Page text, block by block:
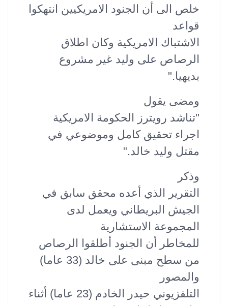
خلص الى أن الجنود الامريكيين انتهكوا
قواعد
الاشتباك الامريكية وكان اطلاق
الرصاص على وليد غير مشروع
بديهيا."
ومضى يقول
"تناشد رويترز الحكومة الامريكية
اجراء تحقيق كامل وموضوعي في
مقتل وليد خالد."
وذكر
التقرير الذي أعده محقق سابق في
الجيش البريطاني ويعمل لدى
المجموعة الاستشارية
للمخاطر أن الجنود أطلقوا الرصاص
من سطح مبنى على خالد (33 عاما)
والمصور
التلفزيوني حيدر الخادم (23 عاما) أثناء